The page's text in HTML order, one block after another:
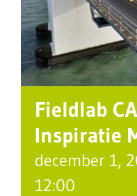
Fieldlab
Inspiratie
december 1,
12:00